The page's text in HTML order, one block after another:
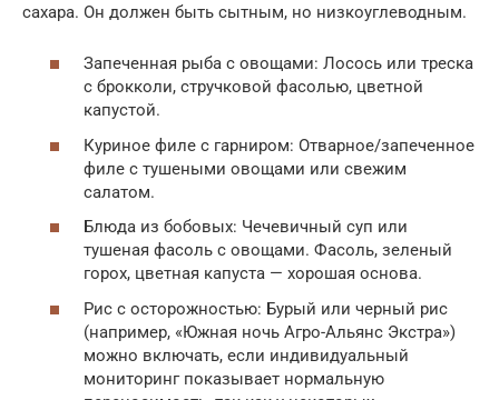
сахара. Он должен быть сытным, но низкоуглеводным.
Запеченная рыба с овощами: Лосось или треска
с брокколи, стручковой фасолью, цветной
капустой.
Куриное филе с гарниром: Отварное/запеченное
филе с тушеными овощами или свежим
салатом.
Блюда из бобовых: Чечевичный суп или
тушеная фасоль с овощами. Фасоль, зеленый
горох, цветная капуста — хорошая основа.
Рис с осторожностью: Бурый или черный рис
(например, «Южная ночь Агро-Альянс Экстра»)
можно включать, если индивидуальный
мониторинг показывает нормальную